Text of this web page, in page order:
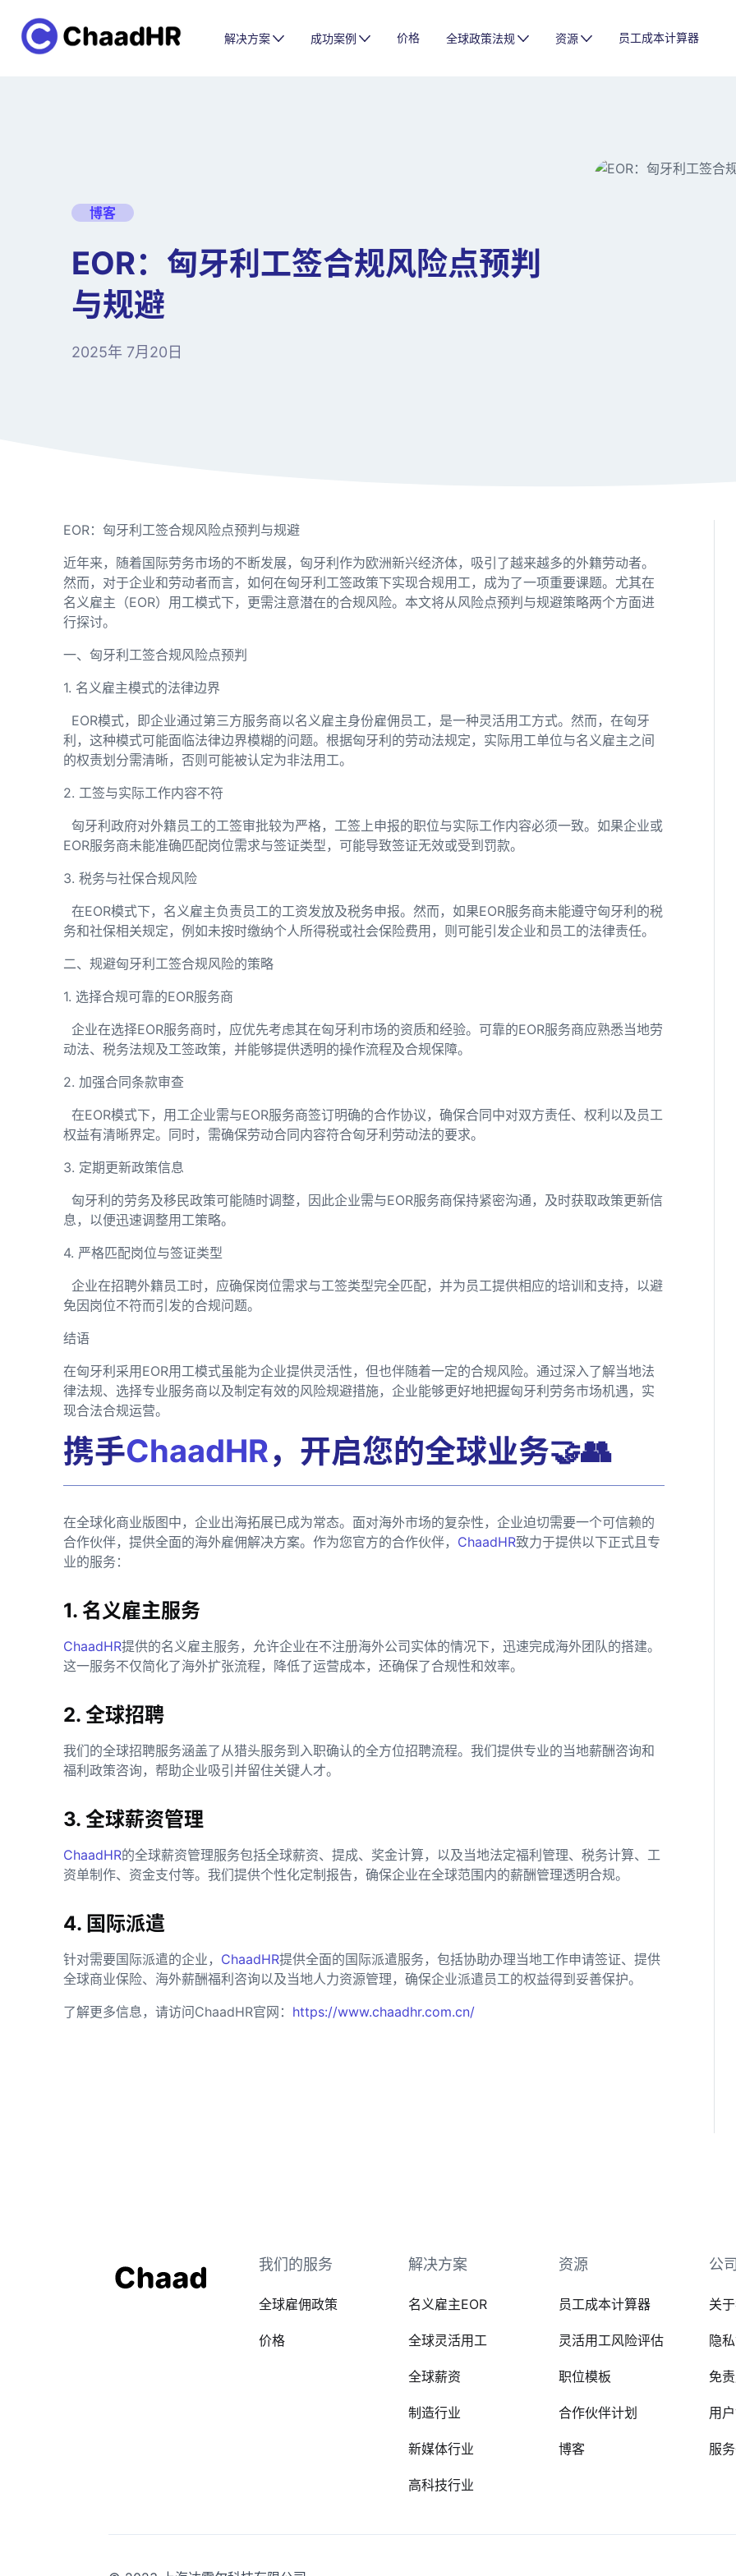
解决方案 成功案例 价格 全球政策法规 资源 员工成本计算器
博客
EOR：匈牙利工签合规风险点预判
与规避
2025年 7月20日
EOR：匈牙利工签合规风险点预判与规避
近年来，随着国际劳务市场的不断发展，匈牙利作为欧洲新兴经济体，吸引了越来越多的外籍劳动者。
然而，对于企业和劳动者而言，如何在匈牙利工签政策下实现合规用工，成为了一项重要课题。尤其在
名义雇主（EOR）用工模式下，更需注意潜在的合规风险。本文将从风险点预判与规避策略两个方面进
行探讨。
一、匈牙利工签合规风险点预判
1. 名义雇主模式的法律边界
EOR模式，即企业通过第三方服务商以名义雇主身份雇佣员工，是一种灵活用工方式。然而，在匈牙
利，这种模式可能面临法律边界模糊的问题。根据匈牙利的劳动法规定，实际用工单位与名义雇主之间
的权责划分需清晰，否则可能被认定为非法用工。
2. 工签与实际工作内容不符
匈牙利政府对外籍员工的工签审批较为严格，工签上申报的职位与实际工作内容必须一致。如果企业或
EOR服务商未能准确匹配岗位需求与签证类型，可能导致签证无效或受到罚款。
3. 税务与社保合规风险
在EOR模式下，名义雇主负责员工的工资发放及税务申报。然而，如果EOR服务商未能遵守匈牙利的税
务和社保相关规定，例如未按时缴纳个人所得税或社会保险费用，则可能引发企业和员工的法律责任。
二、规避匈牙利工签合规风险的策略
1. 选择合规可靠的EOR服务商
企业在选择EOR服务商时，应优先考虑其在匈牙利市场的资质和经验。可靠的EOR服务商应熟悉当地劳
动法、税务法规及工签政策，并能够提供透明的操作流程及合规保障。
2. 加强合同条款审查
在EOR模式下，用工企业需与EOR服务商签订明确的合作协议，确保合同中对双方责任、权利以及员工
权益有清晰界定。同时，需确保劳动合同内容符合匈牙利劳动法的要求。
3. 定期更新政策信息
匈牙利的劳务及移民政策可能随时调整，因此企业需与EOR服务商保持紧密沟通，及时获取政策更新信
息，以便迅速调整用工策略。
4. 严格匹配岗位与签证类型
企业在招聘外籍员工时，应确保岗位需求与工签类型完全匹配，并为员工提供相应的培训和支持，以避
免因岗位不符而引发的合规问题。
结语
在匈牙利采用EOR用工模式虽能为企业提供灵活性，但也伴随着一定的合规风险。通过深入了解当地法
律法规、选择专业服务商以及制定有效的风险规避措施，企业能够更好地把握匈牙利劳务市场机遇，实
现合法合规运营。
携手ChaadHR，开启您的全球业务🤝👥
在全球化商业版图中，企业出海拓展已成为常态。面对海外市场的复杂性，企业迫切需要一个可信赖的
合作伙伴，提供全面的海外雇佣解决方案。作为您官方的合作伙伴， ChaadHR致力于提供以下正式且专
业的服务：
1. 名义雇主服务
ChaadHR提供的名义雇主服务，允许企业在不注册海外公司实体的情况下，迅速完成海外团队的搭建。
这一服务不仅简化了海外扩张流程，降低了运营成本，还确保了合规性和效率。
2. 全球招聘
我们的全球招聘服务涵盖了从猎头服务到入职确认的全方位招聘流程。我们提供专业的当地薪酬咨询和
福利政策咨询，帮助企业吸引并留住关键人才。
3. 全球薪资管理
ChaadHR的全球薪资管理服务包括全球薪资、提成、奖金计算，以及当地法定福利管理、税务计算、工
资单制作、资金支付等。我们提供个性化定制报告，确保企业在全球范围内的薪酬管理透明合规。
4. 国际派遣
针对需要国际派遣的企业， ChaadHR提供全面的国际派遣服务，包括协助办理当地工作申请签证、提供
全球商业保险、海外薪酬福利咨询以及当地人力资源管理，确保企业派遣员工的权益得到妥善保护。
了解更多信息，请访问ChaadHR官网： https://www.chaadhr.com.cn/
我们的服务
全球雇佣政策
价格
解决方案
名义雇主EOR
全球灵活用工
全球薪资
制造行业
新媒体行业
高科技行业
资源
员工成本计算器
灵活用工风险评估
职位模板
合作伙伴计划
博客
公
关
隐
免
用
服